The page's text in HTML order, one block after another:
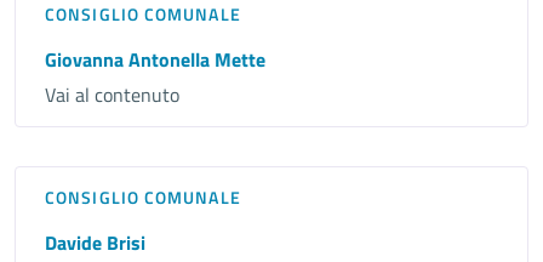
CONSIGLIO COMUNALE
Giovanna Antonella Mette
Vai al contenuto
CONSIGLIO COMUNALE
Davide Brisi